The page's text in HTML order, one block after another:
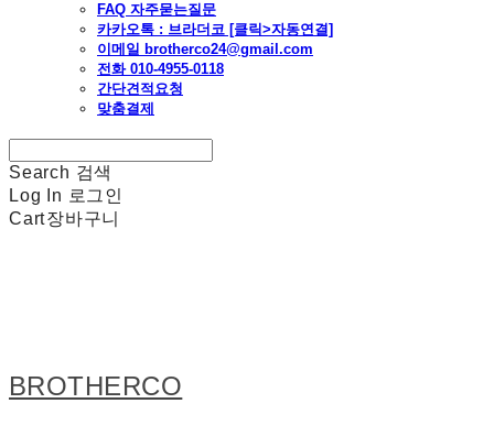
FAQ 자주묻는질문
카카오톡 : 브라더코 [클릭>자동연결]
이메일 brotherco24@gmail.com
전화 010-4955-0118
간단견적요청
맞춤결제
Search 검색
Log In 로그인
Cart장바구니
BROTHERCO